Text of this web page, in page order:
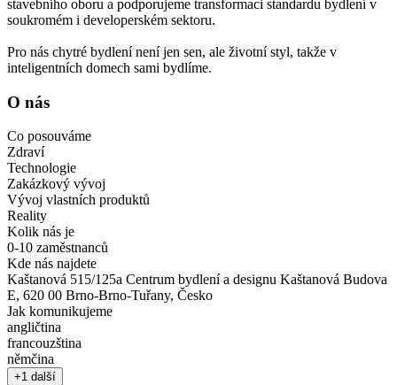
stavebního oboru a podporujeme transformaci standardu bydlení v
soukromém i developerském sektoru.
Pro nás chytré bydlení není jen sen, ale životní styl, takže v
inteligentních domech sami bydlíme.
O nás
Co posouváme
Zdraví
Technologie
Zakázkový vývoj
Vývoj vlastních produktů
Reality
Kolik nás je
0-10 zaměstnanců
Kde nás najdete
Kaštanová 515/125a Centrum bydlení a designu Kaštanová Budova
E, 620 00 Brno-Brno-Tuřany, Česko
Jak komunikujeme
angličtina
francouzština
němčina
+1 další